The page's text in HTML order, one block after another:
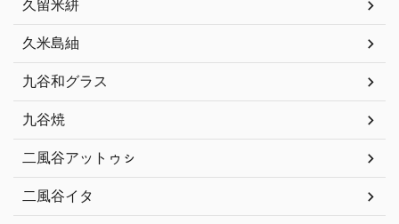
久留米絣
久米島紬
九谷和グラス
九谷焼
二風谷アットゥㇱ
二風谷イタ